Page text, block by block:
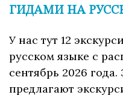
ГИДАМИ НА
У нас тут 12
русском языке с
сентябрь 2026 года.
предлагают